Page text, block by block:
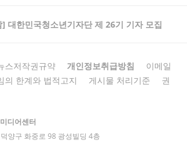
대한민국청소년기자단 제 26기 기자 모집
스저작권규약 개인정보취급방침
이메일
의 한계와 법적고지 게시물 처리기준
권
디어센터
양구 화중로 98 광성빌딩 4층